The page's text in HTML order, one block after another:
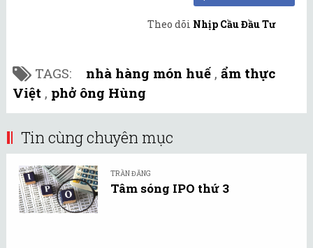
Theo dõi Nhịp Cầu Đầu Tư
TAGS: nhà hàng món huế , ẩm thực
Việt , phở ông Hùng
Tin cùng chuyên mục
TRẦN ĐĂNG
Tâm sóng IPO thứ 3